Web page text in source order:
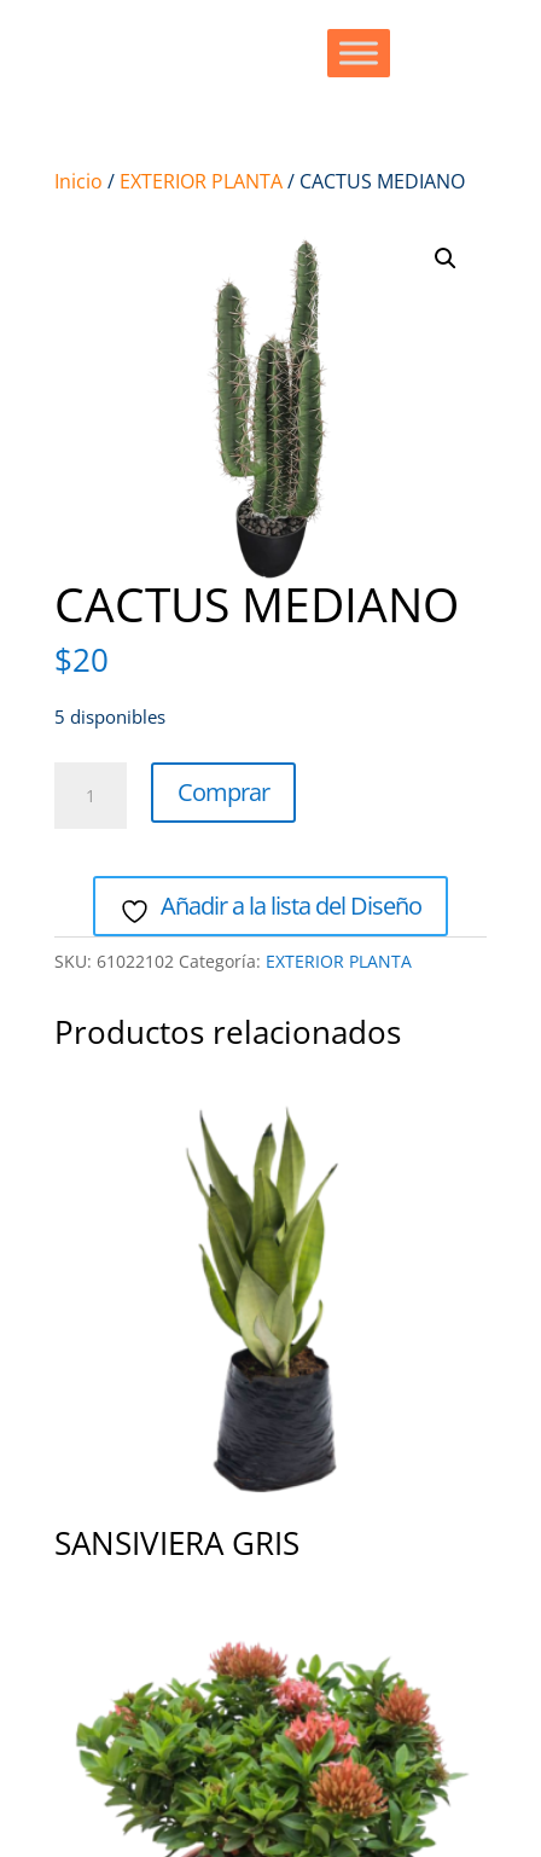
Inicio / EXTERIOR PLANTA/ CACTUS MEDIANO
CACTUS MEDIANO
$20
5 disponibles
MEDIANO
Comprar
Añadir a la lista del Diseño
SKU: 61022102 Categoría: EXTERIOR PLANTA
Productos relacionados
SANSIVIERA GRIS